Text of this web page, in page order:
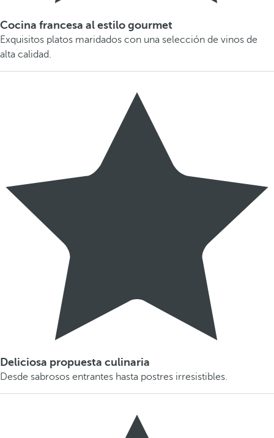
Cocina francesa al estilo gourmet
Exquisitos platos maridados con una selección de vinos de
alta calidad.
Deliciosa propuesta culinaria
Desde sabrosos entrantes hasta postres irresistibles.